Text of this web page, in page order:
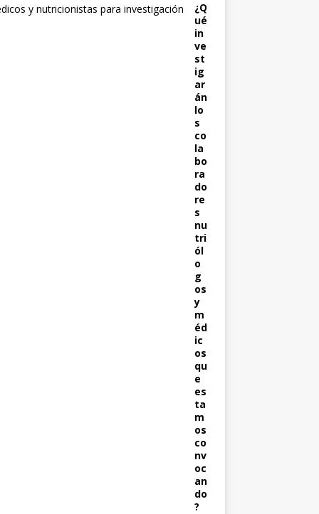
¿Q
ué
in
ve
st
ig
ar
án
lo
s
co
la
bo
ra
do
re
s
nu
tri
ól
o
g
os
y
m
éd
ic
os
qu
e
es
ta
m
os
co
nv
oc
an
do
?